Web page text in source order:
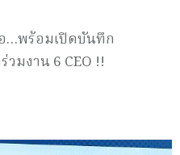
อ…พร้อมเปิดบันทึก
วมงาน 6 CEO !!